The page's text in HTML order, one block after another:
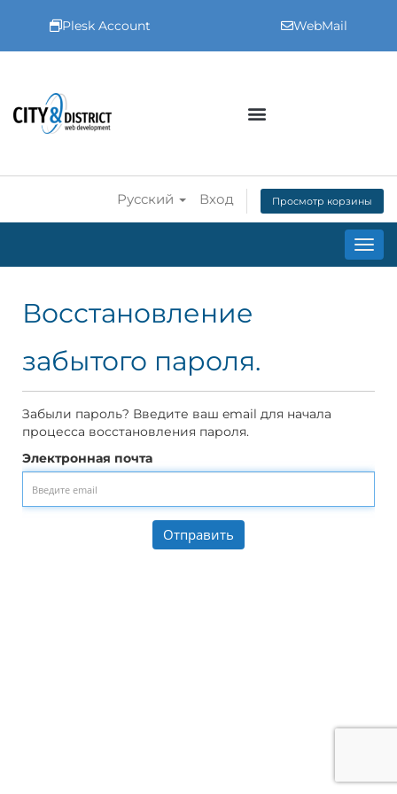
Plesk Account WebMail
Русский Вход Просмотр корзины
Восстановление
забытого пароля.
Забыли пароль? Введите ваш email для начала
процесса восстановления пароля.
Электронная почта
Отправить